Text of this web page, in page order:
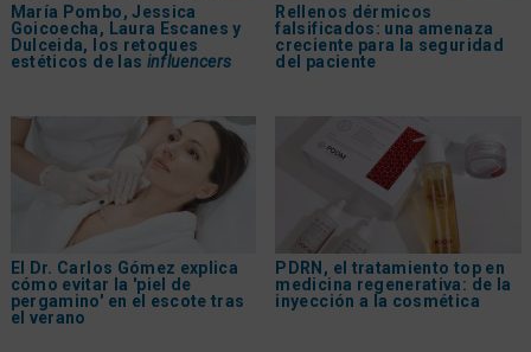
María Pombo, Jessica
Goicoecha, Laura Escanes y
Dulceida, los retoques
estéticos de las influencers
Rellenos dérmicos
falsificados: una amenaza
creciente para la seguridad
del paciente
El Dr. Carlos Gómez explica
cómo evitar la 'piel de
pergamino' en el escote tras
el verano
PDRN, el tratamiento top en
medicina regenerativa: de la
inyección a la cosmética